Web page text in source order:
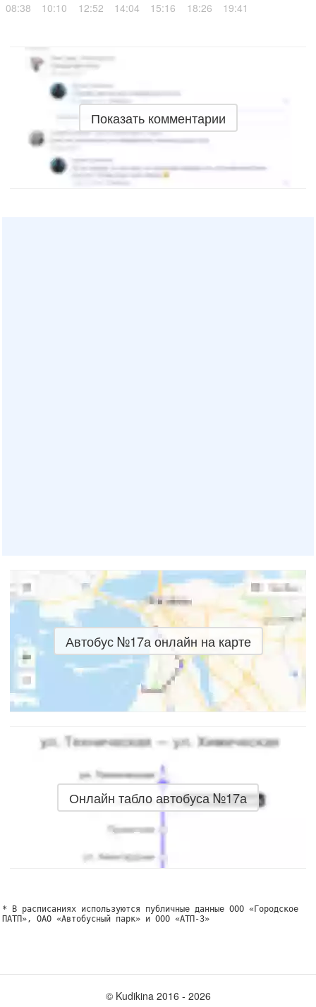
08:38 10:10 12:52 14:04 15:16 18:26 19:41
Показать комментарии
Автобус №17а онлайн на карте
Онлайн табло автобуса №17а
* В расписаниях используются публичные данные ООО «Городское
ПАТП», ОАО «Автобусный парк» и ООО «АТП-3»
© Kudikina 2016 ‐ 2026